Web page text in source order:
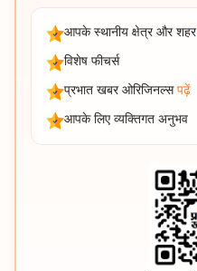
आपके स्थानीय क्षेत्र और शहर
विशेष फीचर्स
प्रभात खबर ओरिजिनल्स पढ़ें
आपके लिए व्यक्तिगत अनुभव